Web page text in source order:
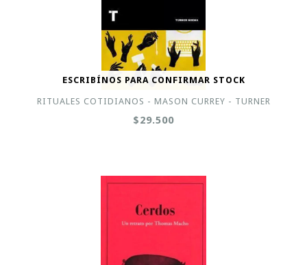
ESCRIBÍNOS PARA CONFIRMAR STOCK
RITUALES COTIDIANOS - MASON CURREY - TURNER
$29.500